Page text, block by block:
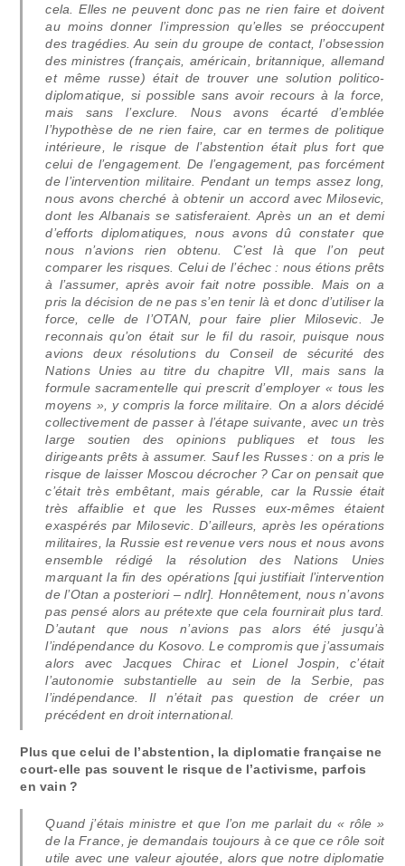
cela. Elles ne peuvent donc pas ne rien faire et doivent
au moins donner l’impression qu’elles se préoccupent
des tragédies. Au sein du groupe de contact, l’obsession
des ministres (français, américain, britannique, allemand
et même russe) était de trouver une solution politico-
diplomatique, si possible sans avoir recours à la force,
mais sans l’exclure. Nous avons écarté d’emblée
l’hypothèse de ne rien faire, car en termes de politique
intérieure, le risque de l’abstention était plus fort que
celui de l’engagement. De l’engagement, pas forcément
de l’intervention militaire. Pendant un temps assez long,
nous avons cherché à obtenir un accord avec Milosevic,
dont les Albanais se satisferaient. Après un an et demi
d’efforts diplomatiques, nous avons dû constater que
nous n’avions rien obtenu. C’est là que l’on peut
comparer les risques. Celui de l’échec : nous étions prêts
à l’assumer, après avoir fait notre possible. Mais on a
pris la décision de ne pas s’en tenir là et donc d’utiliser la
force, celle de l’OTAN, pour faire plier Milosevic. Je
reconnais qu’on était sur le fil du rasoir, puisque nous
avions deux résolutions du Conseil de sécurité des
Nations Unies au titre du chapitre VII, mais sans la
formule sacramentelle qui prescrit d’employer « tous les
moyens », y compris la force militaire. On a alors décidé
collectivement de passer à l’étape suivante, avec un très
large soutien des opinions publiques et tous les
dirigeants prêts à assumer. Sauf les Russes : on a pris le
risque de laisser Moscou décrocher ? Car on pensait que
c’était très embêtant, mais gérable, car la Russie était
très affaiblie et que les Russes eux-mêmes étaient
exaspérés par Milosevic. D’ailleurs, après les opérations
militaires, la Russie est revenue vers nous et nous avons
ensemble rédigé la résolution des Nations Unies
marquant la fin des opérations [qui justifiait l’intervention
de l’Otan a posteriori – ndlr]. Honnêtement, nous n’avons
pas pensé alors au prétexte que cela fournirait plus tard.
D’autant que nous n’avions pas alors été jusqu’à
l’indépendance du Kosovo. Le compromis que j’assumais
alors avec Jacques Chirac et Lionel Jospin, c’était
l’autonomie substantielle au sein de la Serbie, pas
l’indépendance. Il n’était pas question de créer un
précédent en droit international.
Plus que celui de l’abstention, la diplomatie française ne
court-elle pas souvent le risque de l’activisme, parfois
en vain ?
Quand j’étais ministre et que l’on me parlait du « rôle »
de la France, je demandais toujours à ce que ce rôle soit
utile avec une valeur ajoutée, alors que notre diplomatie